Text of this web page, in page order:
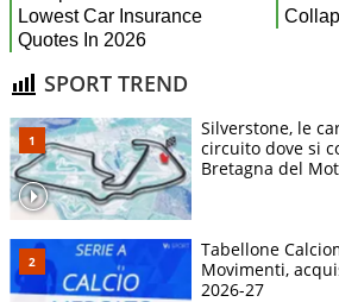
SPORT TREND
Silverstone, le
circuito dove si
Bretagna del
Tabellone
Movimenti,
2026-27